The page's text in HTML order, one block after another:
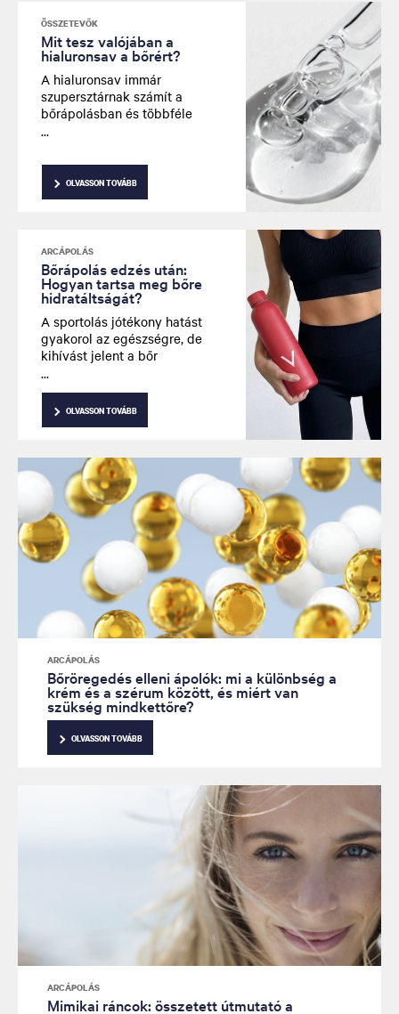
ÖSSZETEVŐK
Mit tesz valójában a
hialuronsav a bőrért?
A hialuronsav immár
szupersztárnak számít a
bőrápolásban és többféle
készítményben megtalálható,
gazdag hidratálókig. De a
felhajtáson túl, mit tesz
valójában ez az összetevő a
megértése segíthet Önnek
megtalálni a megfelelő
termékeket a leglátványosabb
eredményekért, a bőre egyedi
igényei szerint.
OLVASSON TOVÁBB
ARCÁPOLÁS
Bőrápolás edzés után:
Hogyan tartsa meg bőre
hidratáltságát?
A sportolás jótékony hatást
gyakorol az egészségre, de
kihívást jelent a bőr
hidratálásának szempontjából.
Az edzés után leginkább
megfelelő bőrápoló segít
fenntartani az optimális
természetes regenerációját.
OLVASSON TOVÁBB
ARCÁPOLÁS
Bőröregedés elleni ápolók: mi a különbség a
krém és a szérum között, és miért van
szükség mindkettőre?
OLVASSON TOVÁBB
ARCÁPOLÁS
Mimikai ráncok: összetett útmutató a